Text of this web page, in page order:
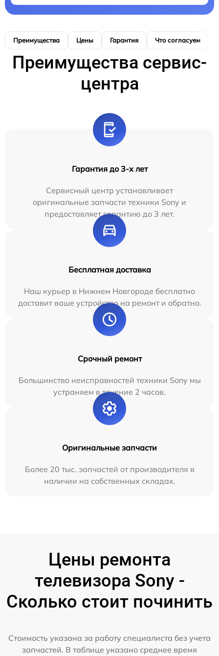
Преимущества Цены Гарантия Что согласуем
Преимущества сервис-
центра
Гарантия до 3-х лет
Сервисный центр устанавливает
оригинальные запчасти техники Sony и
предоставляет гарантию до 3 лет.
Бесплатная доставка
Наш курьер в Нижнем Новгороде бесплатно
доставит ваше устройство на ремонт и обратно.
Срочный ремонт
Большинство неисправностей техники Sony мы
устраняем в течение 2 часов.
Оригинальные запчасти
Более 20 тыс. запчастей от производителя в
наличии на собственных складах.
Цены ремонта
телевизора Sony -
Сколько стоит починить
Стоимость указана за работу специалиста без учета
запчастей. В таблице указано среднее время